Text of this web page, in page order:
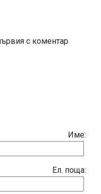
с коментар
Име:
Eл. поща: